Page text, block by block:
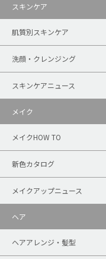
スキンケア
肌質別スキンケア
洗顔・クレンジング
スキンケアニュース
メイク
メイクHOW TO
新色カタログ
メイクアップニュース
ヘア
ヘアアレンジ・髪型